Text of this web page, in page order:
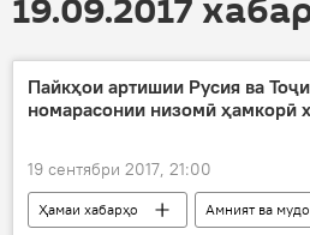
19.09.2017
Пайкҳои артишии Русия ва
номарасонии низомӣ ҳамкорӣ
19 сентябри 2017, 21:00
Ҳамаи хабарҳо
Амният ва